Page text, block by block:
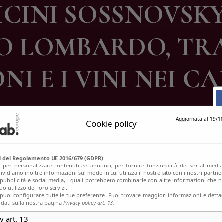
LOMBARDO,
E I VINI NEI
Cookie policy Aggiornata al 19/
Regolamento UE 2016/679 (GDPR)
per personalizzare contenuti ed annunci, per fornire funzionalità dei social
inoltre informazioni sul modo in cui utilizza il nostro sito con i nostri
e social media, i quali potrebbero combinarle con altre informazioni che
utilizzo dei loro servizi.
configurare tutte le tue preferenze. Puoi trovare maggiori informazioni e
sulla nostra pagina Privacy policy art. 13.
art. 13